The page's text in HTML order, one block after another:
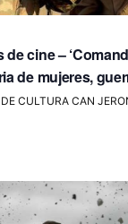
de cine –
de mujeres,
CULTURA CAN